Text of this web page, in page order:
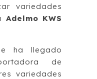
variedades
Adelmo KWS
ha llegado
de
variedades